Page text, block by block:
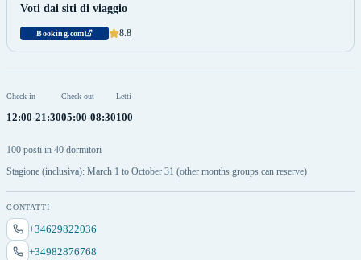
Voti dai siti di viaggio
Booking.com 8.8
Check-in
12:00-21:30
Check-out
05:00-08:30
Letti
100
100 posti in 40 dormitori
Stagione (inclusiva): March 1 to October 31 (other months groups can reserve)
CONTATTI
+34629822036
+34982876768